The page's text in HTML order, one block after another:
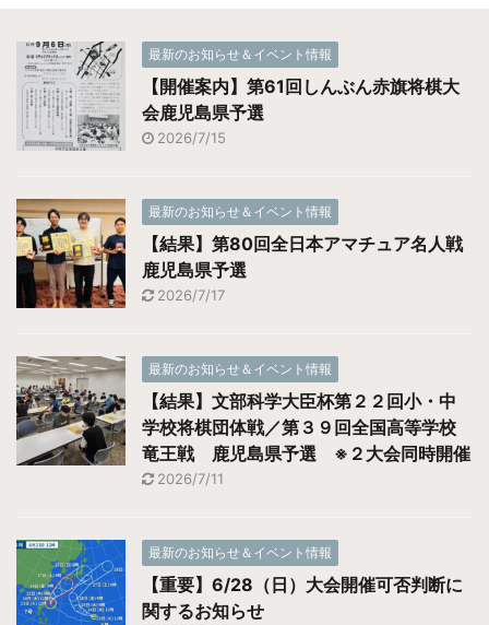
最新のお知らせ＆イベント情報
【開催案内】第61回しんぶん赤旗将棋大
会鹿児島県予選
2026/7/15
最新のお知らせ＆イベント情報
【結果】第80回全日本アマチュア名人戦
鹿児島県予選
2026/7/17
最新のお知らせ＆イベント情報
【結果】文部科学大臣杯第２２回小・中
学校将棋団体戦／第３９回全国高等学校
竜王戦 鹿児島県予選 ※２大会同時開催
2026/7/11
最新のお知らせ＆イベント情報
【重要】6/28（日）大会開催可否判断に
関するお知らせ